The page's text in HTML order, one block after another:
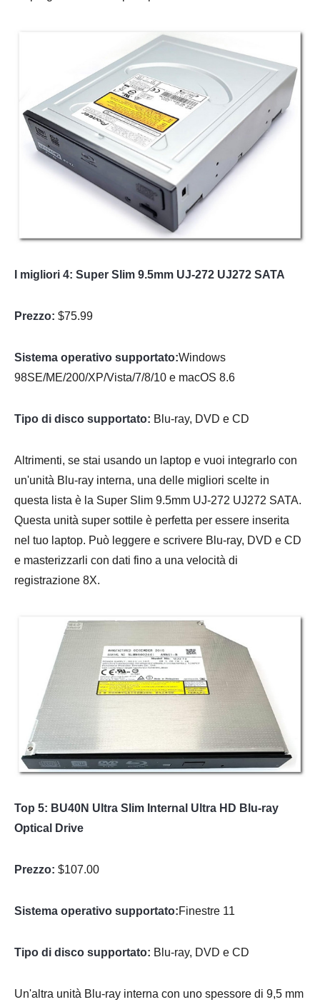
I migliori 4: Super Slim 9.5mm UJ-272 UJ272 SATA
Prezzo: $75.99
Sistema operativo supportato:Windows
98SE/ME/200/XP/Vista/7/8/10 e macOS 8.6
Tipo di disco supportato: Blu-ray, DVD e CD
Altrimenti, se stai usando un laptop e vuoi integrarlo con
un'unità Blu-ray interna, una delle migliori scelte in
questa lista è la Super Slim 9.5mm UJ-272 UJ272 SATA.
Questa unità super sottile è perfetta per essere inserita
nel tuo laptop. Può leggere e scrivere Blu-ray, DVD e CD
e masterizzarli con dati fino a una velocità di
registrazione 8X.
Top 5: BU40N Ultra Slim Internal Ultra HD Blu-ray
Optical Drive
Prezzo: $107.00
Sistema operativo supportato:Finestre 11
Tipo di disco supportato: Blu-ray, DVD e CD
Un'altra unità Blu-ray interna con uno spessore di 9,5 mm